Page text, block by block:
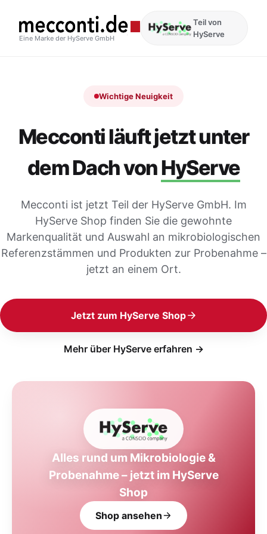
Eine Marke der HyServe GmbH
Teil von
HyServe
Wichtige Neuigkeit
Mecconti läuft jetzt unter
dem Dach vonHyServe
Mecconti ist jetzt Teil der HyServe GmbH. Im
HyServe Shop finden Sie die gewohnte
Markenqualität und Auswahl an mikrobiologischen
Referenzstämmen und Produkten zur Probenahme –
jetzt an einem Ort.
Jetzt zum HyServe Shop
Mehr über HyServe erfahren →
Alles rund um Mikrobiologie &
Probenahme – jetzt im HyServe
Shop
Shop ansehen